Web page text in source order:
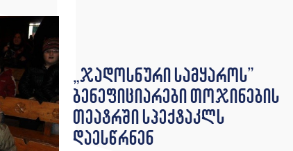
„ჯადოსნური სამყაროს”
ბენეფიციარები თოჯინების
თეატრში სპექტაკლს
დაესწრნენ